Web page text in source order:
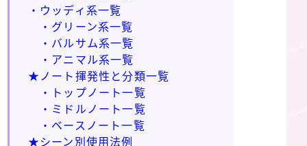
・ウッディ系一覧
・グリーン系一覧
・バルサム系一覧
・アニマル系一覧
★ノート揮発性と分類一覧
・トップノート一覧
・ミドルノート一覧
・ベースノート一覧
★シーン別使用法例